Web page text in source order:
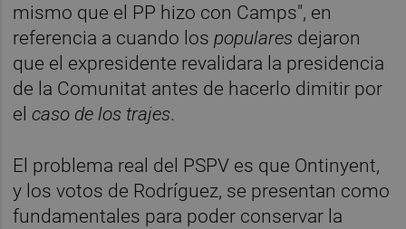
mismo que el PP hizo con Camps", en
referencia a cuando lospopulares dejaron
que el expresidente revalidara la presidencia
de la Comunitat antes de hacerlo dimitir por
elcaso de los trajes.
El problema real del PSPV es que Ontinyent,
y los votos de Rodríguez, se presentan como
fundamentales para poder conservar la